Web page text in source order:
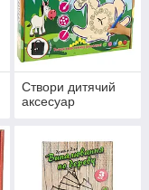
Створи дитячий
аксесуар